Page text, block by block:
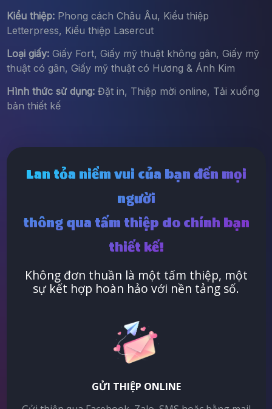
Kiểu thiệp:Phong cách Châu Âu, Kiểu thiệp
Letterpress, Kiểu thiệp Lasercut
Loại giấy:Giấy Fort, Giấy mỹ thuật không gân, Giấy mỹ
thuật có gân, Giấy mỹ thuật có Hương & Ánh Kim
Hình thức sử dụng:Đặt in, Thiệp mời online, Tải xuống
bản thiết kế
Lan tỏa niềm vui của bạn đến mọi
người
thông qua tấm thiệp do chính bạn
thiết kế!
Không đơn thuần là một tấm thiệp, một
sự kết hợp hoàn hảo với nền tảng số.
GỬI THIỆP ONLINE